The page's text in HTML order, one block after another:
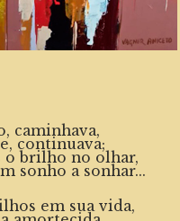
caminhava,
continuava;
o brilho no olhar,
sonho a sonhar...
em sua vida,